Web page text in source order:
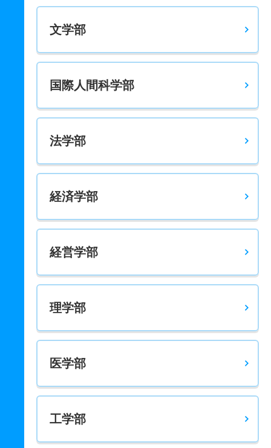
生命機能科学科／応用生命化学コース 一般 前
29人 3.50倍 4倍 111人 108人 31人 63.90
生命機能科学科／応用生命化学コース 一般 後
生命機能科学科／応用機能生物学コース 一般 前
21人 1.30倍 66.80
生命機能科学科／応用機能生物学コース 一般 後
文学部
国際人間科学部
法学部
経済学部
経営学部
理学部
医学部
工学部